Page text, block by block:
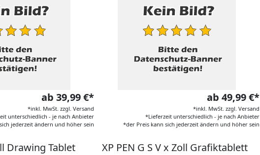
ab 39,99 €*
*inkl. MwSt. zzgl. Versand
unterschiedlich - je nach Anbieter
jederzeit ändern und höher sein
Drawing Tablet
ab 49,99 €*
*inkl. MwSt. zzgl. Versand
*Lieferzeit unterschiedlich - je nach Anbieter
*der Preis kann sich jederzeit ändern und höher sein
XP PEN G S V x Zoll Grafiktablett